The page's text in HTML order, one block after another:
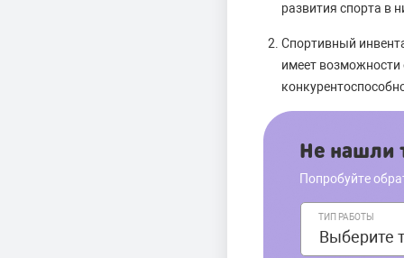
развития спорта в
Спортивный
имеет
Не нашли
Попробуйте
ТИП РАБОТЫ